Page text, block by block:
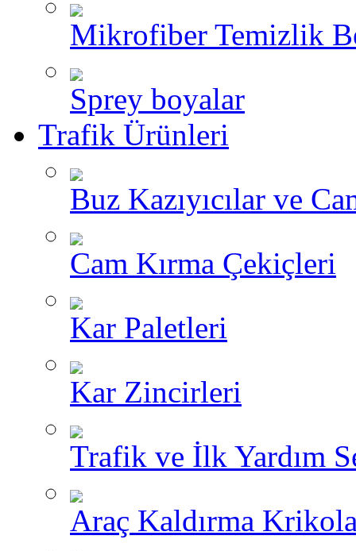
Mikrofiber Temizlik
Sprey boyalar
Trafik Ürünleri
Buz Kazıyıcılar ve
Cam Kırma Çekiçleri
Kar Paletleri
Kar Zincirleri
Trafik ve İlk Yardım
Araç Kaldırma